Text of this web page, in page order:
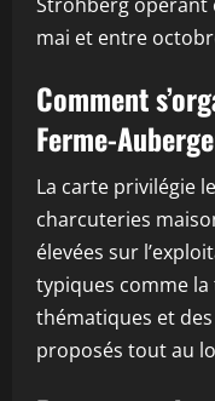
mai et entre
Comment
Ferme-
La carte privilégie
charcuteries
élevées sur
typiques comme
thématiques et
proposés tout au